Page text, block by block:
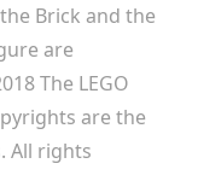
Brick and the
are
The LEGO
are the
All rights